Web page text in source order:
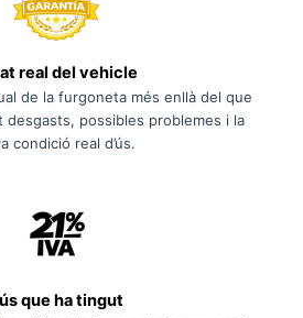
real del vehicle
de la furgoneta més enllà del que
desgasts, possibles problemes i la
condició real d’ús.
que ha tingut